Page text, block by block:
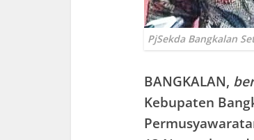
PjSekda Bangkalan
BANGKALAN,
Kebupaten